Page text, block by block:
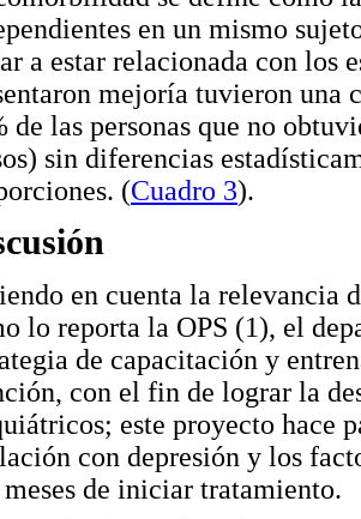
en un mismo
a estar relacionada con los
mejoría tuvieron una
de las personas que no
sin diferencias
(Cuadro 3).
en cuenta la relevancia
lo reporta la OPS (1), el
de capacitación y
con el fin de lograr la
este proyecto hace
con depresión y los
meses de iniciar tratamiento.